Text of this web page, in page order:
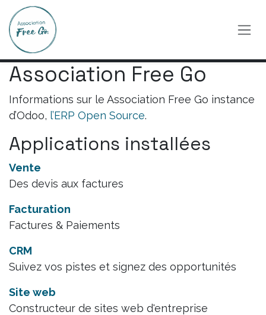
Se rendre au contenu
Association Free Go
Informations sur le Association Free Go instance
d’Odoo, l’ERP Open Source.
Applications installées
Vente
Des devis aux factures
Facturation
Factures & Paiements
CRM
Suivez vos pistes et signez des opportunités
Site web
Constructeur de sites web d'entreprise